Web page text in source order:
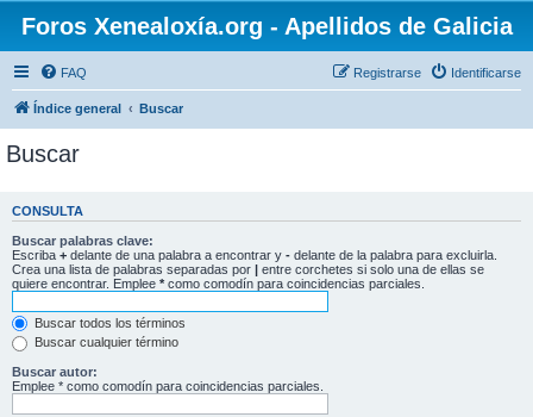
Foros Xenealoxía.org - Apellidos de Galicia
FAQ Identificarse
Registrarse
Índice general Buscar
Buscar
CONSULTA
Buscar palabras clave:
Escriba + delante de una palabra a encontrar y - delante de la palabra para excluirla.
Crea una lista de palabras separadas por | entre corchetes si solo una de ellas se
quiere encontrar. Emplee * como comodín para coincidencias parciales.
Buscar todos los términos
Buscar cualquier término
Buscar autor:
Emplee * como comodín para coincidencias parciales.